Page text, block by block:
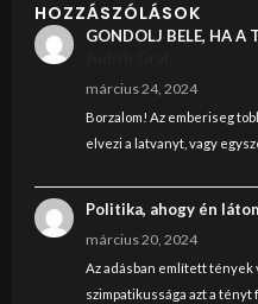
HOZZÁSZÓLÁSOK
GONDOLJ BELE, HA A
március 24, 2024
Borzalom! Az emberiseg
elvezi a latvanyt, vagy
Politika, ahogy én
március 20, 2024
Az adásban említett tények
szimpatikussága azt a tényt